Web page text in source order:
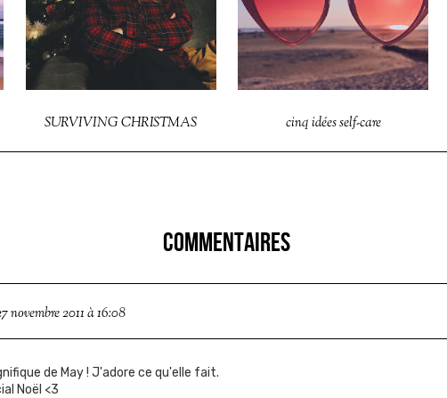
SURVIVING CHRISTMAS cinq idées self-care
COMMENTAIRES
novembre 2011 à 16:08
de May ! J'adore ce qu'elle fait.
Noël <3